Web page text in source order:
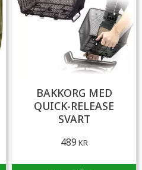
BAKKORG MED
QUICK-RELEASE
SVART
489 KR